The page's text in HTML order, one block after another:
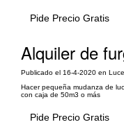
Pide Precio Gratis
Alquiler de
Publicado el 16-4-2020 en
Hacer pequeña mudanza de
con caja de 50m3 o más
Pide Precio Gratis